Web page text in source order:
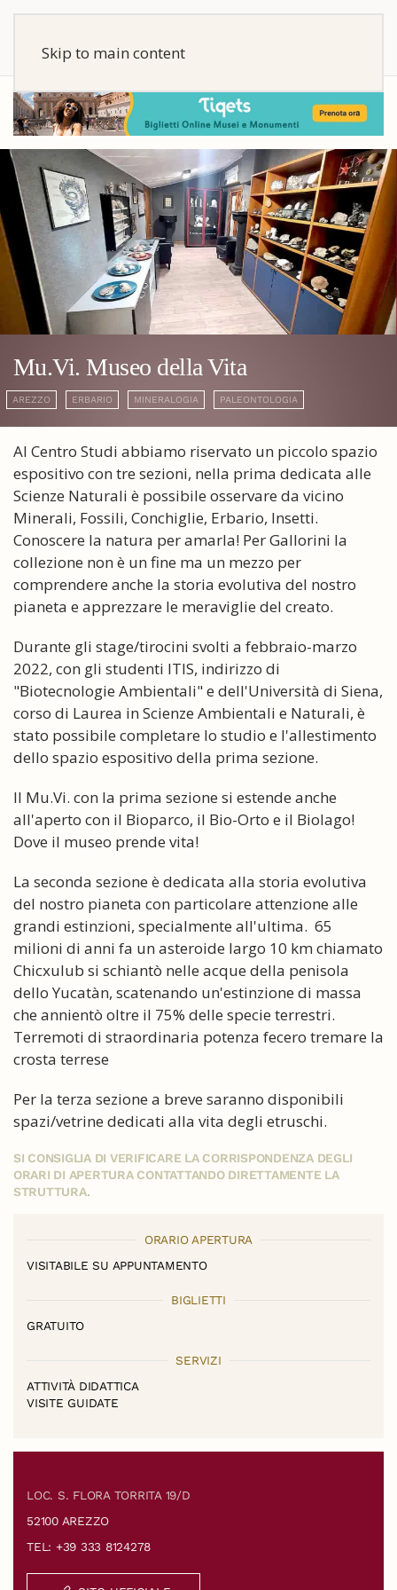
Skip to main content
Mu.Vi. Museo della Vita
AREZZO ERBARIO MINERALOGIA PALEONTOLOGIA
Al Centro Studi abbiamo riservato un piccolo spazio
espositivo con tre sezioni, nella prima dedicata alle
Scienze Naturali è possibile osservare da vicino
Minerali, Fossili, Conchiglie, Erbario, Insetti.
Conoscere la natura per amarla! Per Gallorini la
collezione non è un fine ma un mezzo per
comprendere anche la storia evolutiva del nostro
pianeta e apprezzare le meraviglie del creato.
Durante gli stage/tirocini svolti a febbraio-marzo
2022, con gli studenti ITIS, indirizzo di
"Biotecnologie Ambientali" e dell'Università di Siena,
corso di Laurea in Scienze Ambientali e Naturali, è
stato possibile completare lo studio e l'allestimento
dello spazio espositivo della prima sezione.
Il Mu.Vi. con la prima sezione si estende anche
all'aperto con il Bioparco, il Bio-Orto e il Biolago!
Dove il museo prende vita!
La seconda sezione è dedicata alla storia evolutiva
del nostro pianeta con particolare attenzione alle
grandi estinzioni, specialmente all'ultima. 65
milioni di anni fa un asteroide largo 10 km chiamato
Chicxulub si schiantò nelle acque della penisola
dello Yucatàn, scatenando un'estinzione di massa
che annientò oltre il 75% delle specie terrestri.
Terremoti di straordinaria potenza fecero tremare la
crosta terrese
Per la terza sezione a breve saranno disponibili
spazi/vetrine dedicati alla vita degli etruschi.
SI CONSIGLIA DI VERIFICARE LA CORRISPONDENZA DEGLI
ORARI DI APERTURA CONTATTANDO DIRETTAMENTE LA
STRUTTURA.
ORARIO APERTURA
VISITABILE SU APPUNTAMENTO
BIGLIETTI
GRATUITO
SERVIZI
ATTIVITÀ DIDATTICA
VISITE GUIDATE
LOC. S. FLORA TORRITA 19/D
52100 AREZZO
TEL: +39 333 8124278